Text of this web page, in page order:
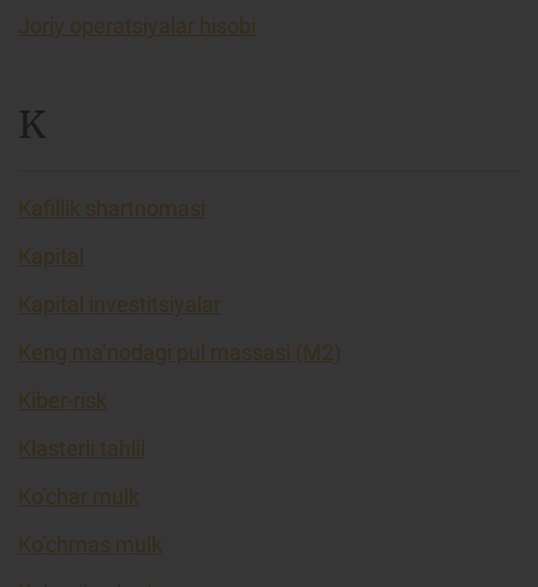
Joriy operatsiyalar hisobi
K
Kafillik shartnomasi
Kapital
Kapital investitsiyalar
Keng ma’nodagi pul massasi (M2)
Kiber-risk
Klasterli tahlil
Ko’char mulk
Ko’chmas mulk